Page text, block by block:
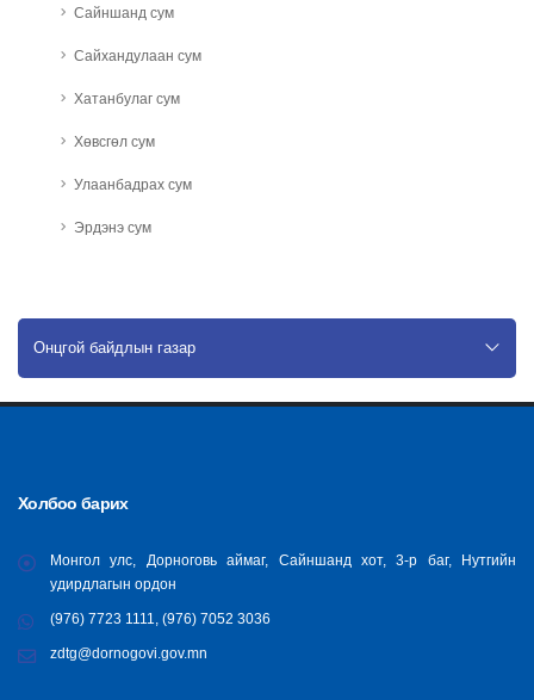
Сайншанд сум
Сайхандулаан сум
Хатанбулаг сум
Хөвсгөл сум
Улаанбадрах сум
Эрдэнэ сум
Онцгой байдлын газар
Холбоо барих
Монгол улс, Дорноговь аймаг, Сайншанд хот, 3-р баг, Нутгийн
удирдлагын ордон
(976) 7723 1111, (976) 7052 3036
zdtg@dornogovi.gov.mn